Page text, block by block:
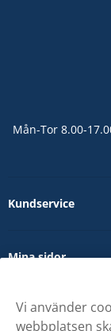
Mån-Tor 8.00-
Kundservice
Mina sidor
Om oss
Vi använder
webbplatsen